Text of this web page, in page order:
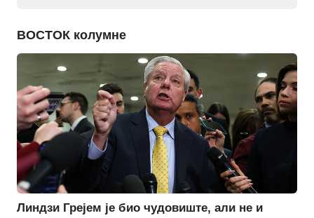
ВОСТОК колумне
Линдзи Грејем је био чудовиште, али не и